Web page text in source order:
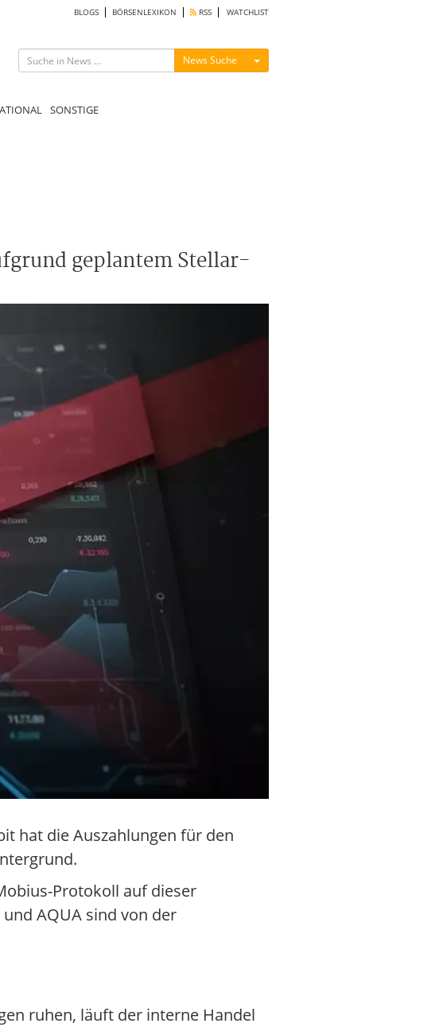
BLOGS BÖRSENLEXIKON RSS WATCHLIST
News Suche Menü ein-/ausblenden
SONSTIGE
geplantem Stellar-
hat die Auszahlungen für den
Protokoll auf dieser
AQUA sind von der
ruhen, läuft der interne Handel